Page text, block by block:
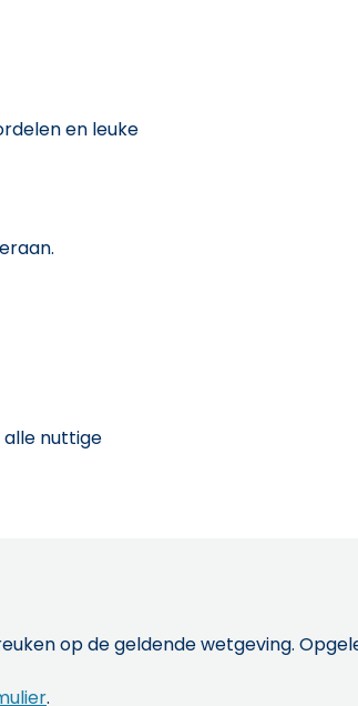
en leuke
nuttige
op de geldende wetgeving.
.